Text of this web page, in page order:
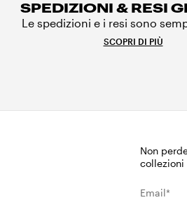
SPEDIZIONI & RESI
Le spedizioni e i resi sono
SCOPRI DI PIÙ
Non
collezioni
Email*